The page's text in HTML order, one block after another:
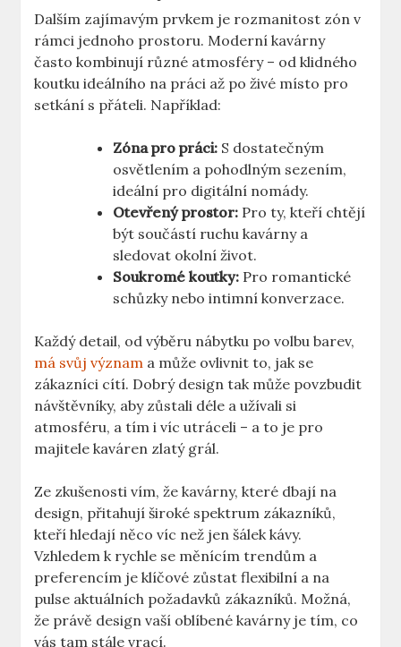
Dalším zajímavým prvkem je rozmanitost zón v
rámci jednoho prostoru. Moderní kavárny
často kombinují různé atmosféry – od klidného
koutku ideálního na práci až po živé místo pro
setkání s přáteli. Například:
Zóna pro práci: S dostatečným
osvětlením a pohodlným sezením,
ideální pro digitální nomády.
Otevřený prostor: Pro ty, kteří chtějí
být součástí ruchu kavárny a
sledovat okolní život.
Soukromé koutky: Pro romantické
schůzky nebo intimní konverzace.
Každý detail, od výběru nábytku po volbu barev,
má svůj význam a může ovlivnit to, jak se
zákazníci cítí. Dobrý design tak může povzbudit
návštěvníky, aby zůstali déle a užívali si
atmosféru, a tím i víc utráceli – a to je pro
majitele kaváren zlatý grál.
Ze zkušenosti vím, že kavárny, které dbají na
design, přitahují široké spektrum zákazníků,
kteří hledají něco víc než jen šálek kávy.
Vzhledem k rychle se měnícím trendům a
preferencím je klíčové zůstat flexibilní a na
pulse aktuálních požadavků zákazníků. Možná,
že právě design vaší oblíbené kavárny je tím, co
vás tam stále vrací.